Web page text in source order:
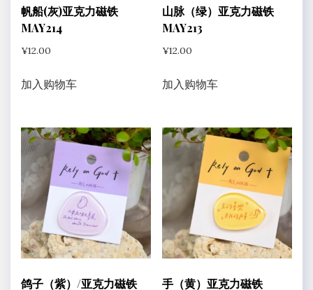
帆船(灰)亚克力磁铁
MAY214
¥12.00
加入购物车
山脉（绿）亚克力磁铁
MAY213
¥12.00
加入购物车
鸽子（紫）/亚克力磁铁
手（黄）亚克力磁铁